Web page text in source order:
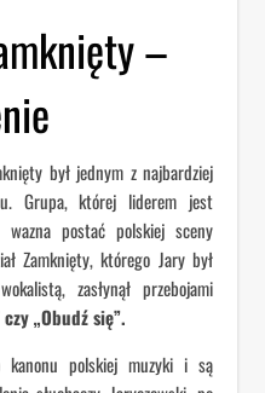
–
był jednym z najbardziej
Grupa, której liderem jest
wazna postać polskiej sceny
Zamknięty, którego Jary był
zasłynął przebojami
„Obudź się”.
kanonu polskiej muzyki i są